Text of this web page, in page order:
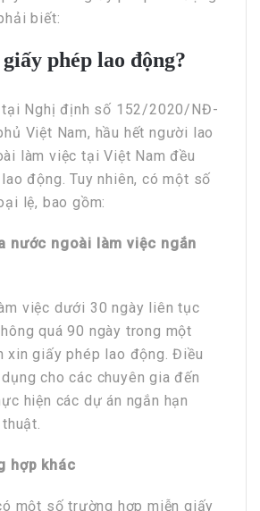
biết:
phép lao động?
tại Nghị định số 152/2020/NĐ-
Việt Nam, hầu hết người lao
làm việc tại Việt Nam đều
động. Tuy nhiên, có một số
lệ, bao gồm:
nước ngoài làm việc ngắn
việc dưới 30 ngày liên tục
quá 90 ngày trong một
xin giấy phép lao động. Điều
cho các chuyên gia đến
hiện các dự án ngắn hạn
hợp khác
một số trường hợp miễn giấy